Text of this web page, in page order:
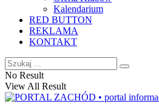
Kalendarium
RED BUTTON
REKLAMA
KONTAKT
No Result
View All Result